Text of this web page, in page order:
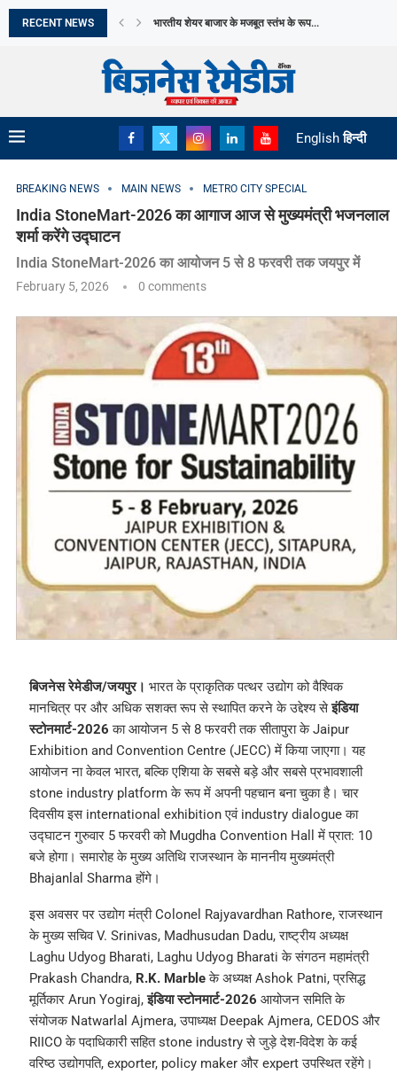
RECENT NEWS MARKET OUTLOOK: पहली तिमाही के नतीजे, अमेरिका-ईरान
English हिन्दी
BREAKING NEWS MAIN NEWS METRO CITY SPECIAL
India StoneMart-2026 का आगाज आज से मुख्यमंत्री भजनलाल
शर्मा करेंगे उद्घाटन
India StoneMart-2026 का आयोजन 5 से 8 फरवरी तक जयपुर में
February 5, 2026 0 comments
बिजनेस रेमेडीज/जयपुर। भारत के प्राकृतिक पत्थर उद्योग को वैश्विक
मानचित्र पर और अधिक सशक्त रूप से स्थापित करने के उद्देश्य सेइंडिया
स्टोनमार्ट-2026 का आयोजन 5 से 8 फरवरी तक सीतापुरा के Jaipur
Exhibition and Convention Centre (JECC) में किया जाएगा। यह
आयोजन ना केवल भारत, बल्कि एशिया के सबसे बड़े और सबसे प्रभावशाली
stone industry platform के रूप में अपनी पहचान बना चुका है। चार
दिवसीय इस international exhibition एवं industry dialogue का
उद्घाटन गुरुवार 5 फरवरी को Mugdha Convention Hall में प्रात: 10
बजे होगा। समारोह के मुख्य अतिथि राजस्थान के माननीय मुख्यमंत्री
Bhajanlal Sharma होंगे।
इस अवसर पर उद्योग मंत्री Colonel Rajyavardhan Rathore, राजस्थान
के मुख्य सचिव V. Srinivas, Madhusudan Dadu, राष्ट्रीय अध्यक्ष
Laghu Udyog Bharati, Laghu Udyog Bharati के संगठन महामंत्री
Prakash Chandra, R.K. Marbleके अध्यक्ष Ashok Patni, प्रसिद्ध
मूर्तिकार Arun Yogiraj,इंडिया स्टोनमार्ट-2026 आयोजन समिति के
संयोजक Natwarlal Ajmera, उपाध्यक्ष Deepak Ajmera, CEDOS और
RIICO के पदाधिकारी सहित stone industry से जुड़े देश-विदेश के कई
वरिष्ठ उद्योगपति, exporter, policy maker और expert उपस्थित रहेंगे।